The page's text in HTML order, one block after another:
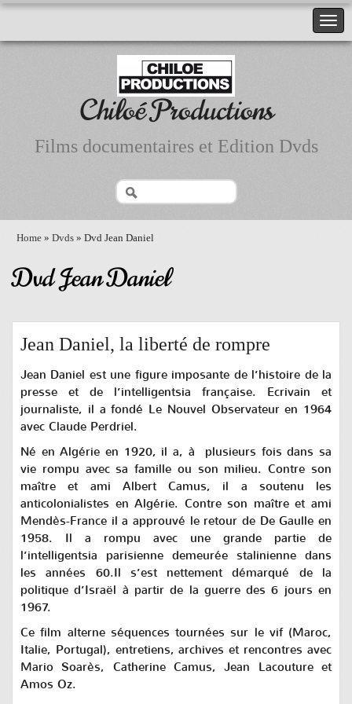
Chiloé Productions
Films documentaires et Edition Dvds
Home » Dvds » Dvd Jean Daniel
Dvd Jean Daniel
Jean Daniel, la liberté de rompre
Jean Daniel est une figure imposante de l’histoire de la
presse et de l’intelligentsia française. Ecrivain et
journaliste, il a fondé Le Nouvel Observateuren 1964
avec Claude Perdriel.
Né en Algérie en 1920, il a, à plusieurs fois dans sa
vie rompu avec sa famille ou son milieu. Contre son
maître et ami Albert Camus, il a soutenu les
anticolonialistes en Algérie. Contre son maître et ami
Mendès-France il a approuvé le retour de De Gaulle en
1958. Il a rompu avec une grande partie de
l’intelligentsia parisienne demeurée stalinienne dans
les années 60.Il s’est nettement démarqué de la
politique d’Israël à partir de la guerre des 6 jours en
1967.
Ce film alterne séquences tournées sur le vif (Maroc,
Italie, Portugal), entretiens, archives et rencontres avec
Mario Soarès, Catherine Camus, Jean Lacouture et
Amos Oz.